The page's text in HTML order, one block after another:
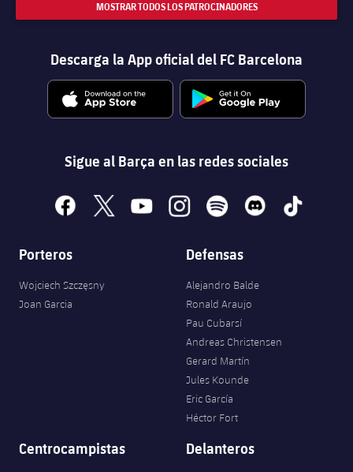
MOSTRAR TODOS LOS PATROCINADORES
Descarga la App oficial del FC Barcelona
Sigue al Barça en las redes sociales
facebook
x youtubeinstagramspotify discord tiktok
Porteros
Wojciech Szczęsny
Joan Garcia
Defensas
Alejandro Balde
Ronald Araujo
Pau Cubarsí
Andreas Christensen
Gerard Martín
Jules Kounde
Eric García
Héctor Fort
Centrocampistas Delanteros